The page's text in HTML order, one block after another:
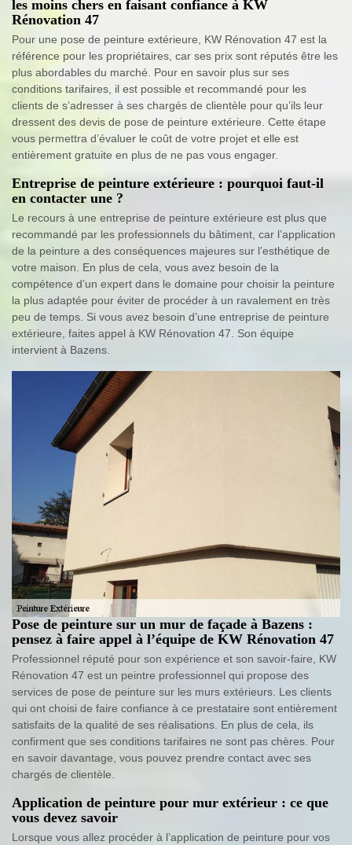
les moins chers en faisant confiance à KW
Rénovation 47
Pour une pose de peinture extérieure, KW Rénovation 47 est la
référence pour les propriétaires, car ses prix sont réputés être les
plus abordables du marché. Pour en savoir plus sur ses
conditions tarifaires, il est possible et recommandé pour les
clients de s’adresser à ses chargés de clientèle pour qu’ils leur
dressent des devis de pose de peinture extérieure. Cette étape
vous permettra d’évaluer le coût de votre projet et elle est
entièrement gratuite en plus de ne pas vous engager.
Entreprise de peinture extérieure : pourquoi faut-il
en contacter une ?
Le recours à une entreprise de peinture extérieure est plus que
recommandé par les professionnels du bâtiment, car l’application
de la peinture a des conséquences majeures sur l’esthétique de
votre maison. En plus de cela, vous avez besoin de la
compétence d’un expert dans le domaine pour choisir la peinture
la plus adaptée pour éviter de procéder à un ravalement en très
peu de temps. Si vous avez besoin d’une entreprise de peinture
extérieure, faites appel à KW Rénovation 47. Son équipe
intervient à Bazens.
Pose de peinture sur un mur de façade à Bazens :
pensez à faire appel à l’équipe de KW Rénovation 47
Professionnel réputé pour son expérience et son savoir-faire, KW
Rénovation 47 est un peintre professionnel qui propose des
services de pose de peinture sur les murs extérieurs. Les clients
qui ont choisi de faire confiance à ce prestataire sont entièrement
satisfaits de la qualité de ses réalisations. En plus de cela, ils
confirment que ses conditions tarifaires ne sont pas chères. Pour
en savoir davantage, vous pouvez prendre contact avec ses
chargés de clientèle.
Application de peinture pour mur extérieur : ce que
vous devez savoir
Lorsque vous allez procéder à l’application de peinture pour vos